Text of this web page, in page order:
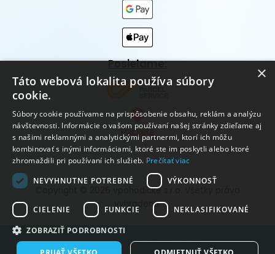
Posielame:
Copyright © 2026 vpohodičke s.r.o. Všetky práva
vyhradené.
Vytvorené systémom ClickEshop.sk
×
Táto webová lokalita používa súbory
cookie.
Súbory cookie používame na prispôsobenie obsahu, reklám a analýzu
návštevnosti. Informácie o vašom používaní našej stránky zdieľame aj
s našimi reklamnými a analytickými partnermi, ktorí ich môžu
kombinovať s inými informáciami, ktoré ste im poskytli alebo ktoré
zhromaždili pri používaní ich služieb. Prečítať viac
NEVYHNUTNE POTREBNÉ
VÝKONNOSŤ
CIELENIE FUNKCIE NEKLASIFIKOVANÉ
ZOBRAZIŤ PODROBNOSTI